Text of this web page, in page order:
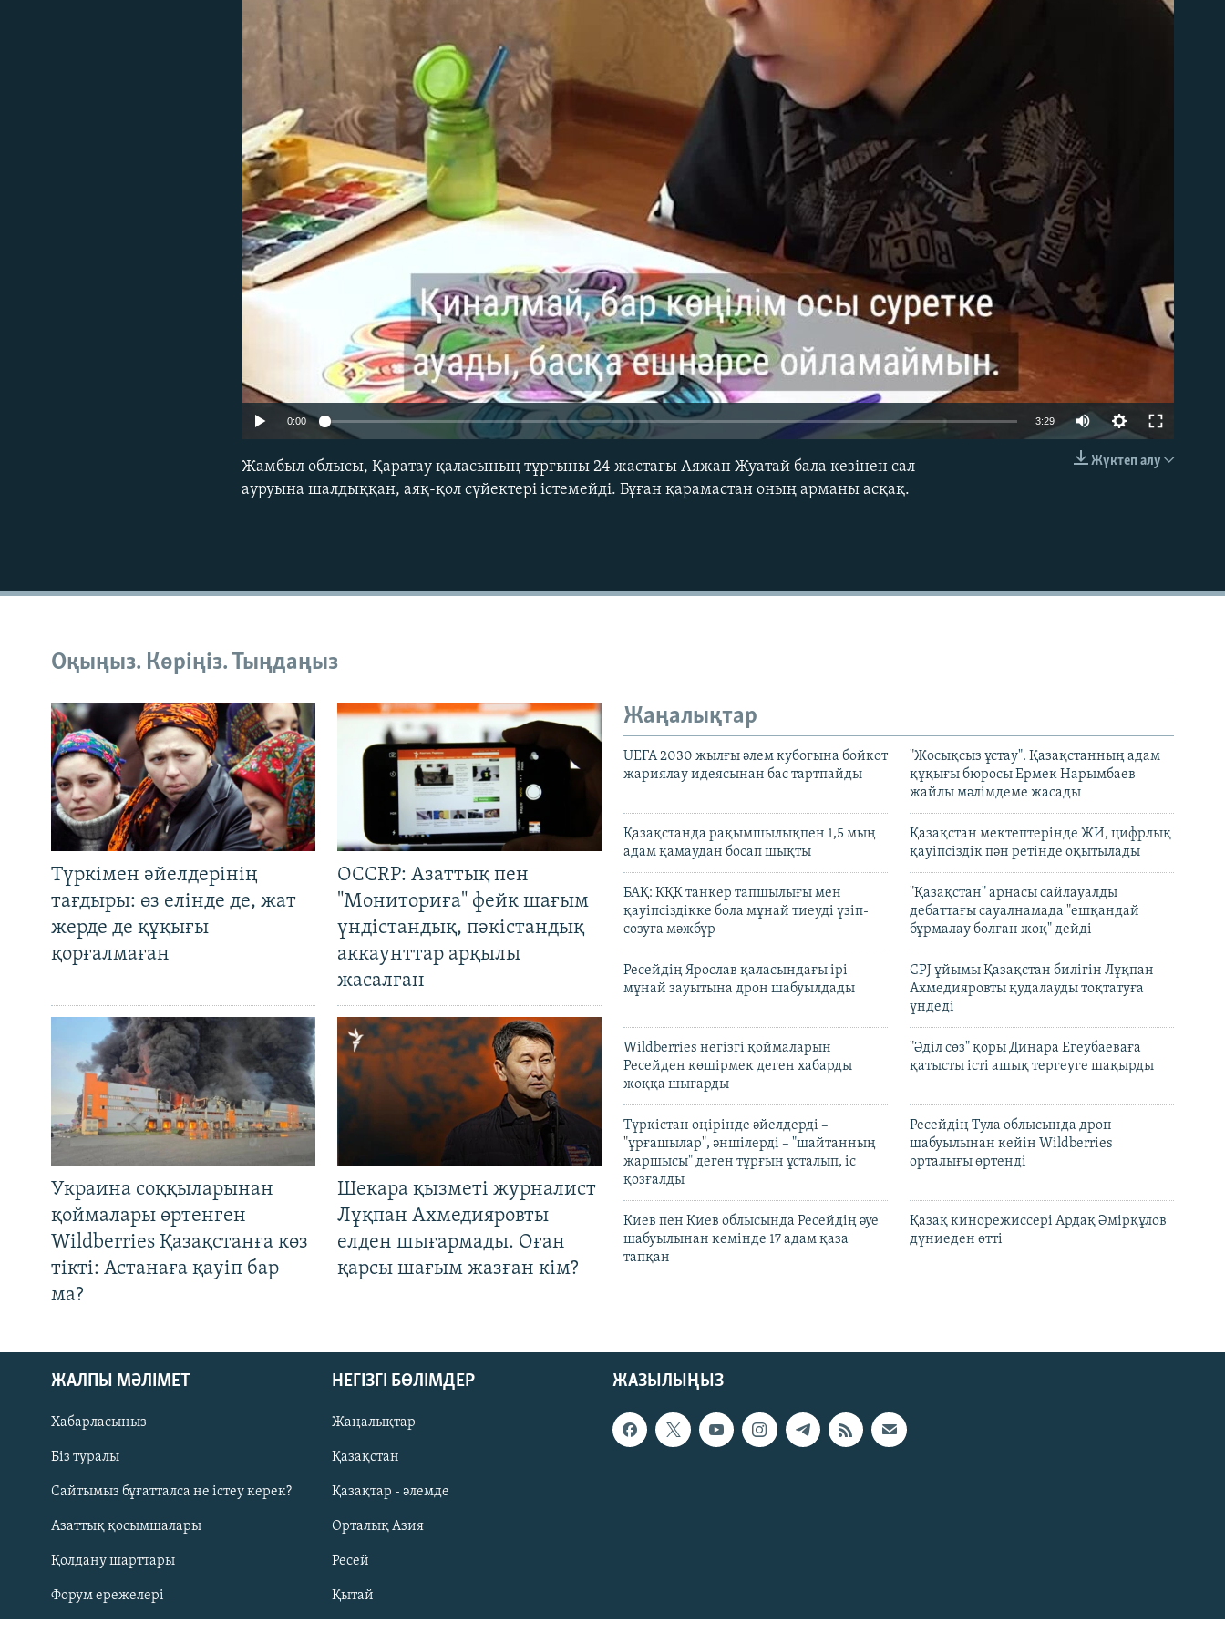
ЖАЗЫЛЫҢЫЗ
EMBED
Auto
720p
0:00 3:29 Auto
Жүктеп алу
Жамбыл облысы, Қаратау қаласының тұрғыны 24 жастағы Аяжан Жуатай бала кезінен сал
ауруына шалдыққан, аяқ-қол сүйектері істемейді. Бұған қарамастан оның арманы асқақ.
Оқыңыз. Көріңіз. Тыңдаңыз
Түркімен әйелдерінің
тағдыры: өз елінде де, жат
жерде де құқығы
қорғалмаған
OCCRP: Азаттық пен
"Мониториға" фейк шағым
үндістандық, пәкістандық
аккаунттар арқылы
жасалған
Украина соққыларынан
қоймалары өртенген
Wildberries Қазақстанға көз
тікті: Астанаға қауіп бар
ма?
Шекара қызметі журналист
Лұқпан Ахмедияровты
елден шығармады. Оған
қарсы шағым жазған кім?
Жаңалықтар
UEFA 2030 жылғы әлем кубогына бойкот
жариялау идеясынан бас тартпайды
"Жосықсыз ұстау". Қазақстанның адам
құқығы бюросы Ермек Нарымбаев
жайлы мәлімдеме жасады
Қазақстанда рақымшылықпен 1,5 мың
адам қамаудан босап шықты
Қазақстан мектептерінде ЖИ, цифрлық
қауіпсіздік пән ретінде оқытылады
БАҚ: КҚК танкер тапшылығы мен
қауіпсіздікке бола мұнай тиеуді үзіп-
созуға мәжбүр
"Қазақстан" арнасы сайлауалды
дебаттағы сауалнамада "ешқандай
бұрмалау болған жоқ" дейді
Ресейдің Ярослав қаласындағы ірі
мұнай зауытына дрон шабуылдады
CPJ ұйымы Қазақстан билігін Лұқпан
Ахмедияровты қудалауды тоқтатуға
үндеді
Wildberries негізгі қоймаларын
Ресейден көшірмек деген хабарды
жоққа шығарды
"Әділ сөз" қоры Динара Егеубаеваға
қатысты істі ашық тергеуге шақырды
Түркістан өңірінде әйелдерді –
"ұрғашылар", әншілерді – "шайтанның
жаршысы" деген тұрғын ұсталып, іс
қозғалды
Ресейдің Тула облысында дрон
шабуылынан кейін Wildberries
орталығы өртенді
Киев пен Киев облысында Ресейдің әуе
шабуылынан кемінде 17 адам қаза
тапқан
Қазақ кинорежиссері Ардақ Әмірқұлов
дүниеден өтті
ЖАЗЫЛЫҢЫЗ
ЖАЛПЫ МӘЛІМЕТ
Хабарласыңыз
Біз туралы
Сайтымыз бұғатталса не істеу керек?
Азаттық қосымшалары
Қолдану шарттары
Форум ережелері
НЕГІЗГІ БӨЛІМДЕР
Жаңалықтар
Қазақстан
Қазақтар - әлемде
Орталық Азия
Ресей
Қытай